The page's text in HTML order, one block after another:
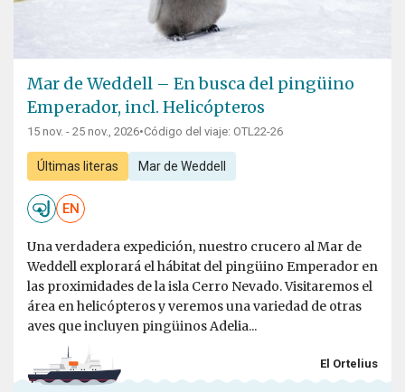
Mar de Weddell – En busca del pingüino
Emperador, incl. Helicópteros
15 nov. - 25 nov., 2026•Código del viaje: OTL22-26
Últimas literas Mar de Weddell
EN
Una verdadera expedición, nuestro crucero al Mar de
Weddell explorará el hábitat del pingüino Emperador en
las proximidades de la isla Cerro Nevado. Visitaremos el
área en helicópteros y veremos una variedad de otras
aves que incluyen pingüinos Adelia...
El Ortelius